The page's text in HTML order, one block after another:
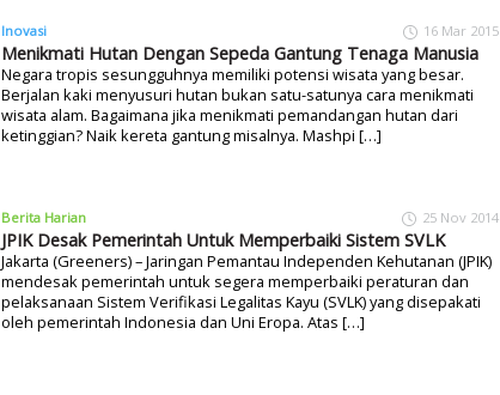
Inovasi 16 Mar 2015
Menikmati Hutan Dengan Sepeda Gantung Tenaga Manusia
Negara tropis sesungguhnya memiliki potensi wisata yang besar.
Berjalan kaki menyusuri hutan bukan satu-satunya cara menikmati
wisata alam. Bagaimana jika menikmati pemandangan hutan dari
ketinggian? Naik kereta gantung misalnya. Mashpi […]
Berita Harian 25 Nov 2014
JPIK Desak Pemerintah Untuk Memperbaiki Sistem SVLK
Jakarta (Greeners) – Jaringan Pemantau Independen Kehutanan (JPIK)
mendesak pemerintah untuk segera memperbaiki peraturan dan
pelaksanaan Sistem Verifikasi Legalitas Kayu (SVLK) yang disepakati
oleh pemerintah Indonesia dan Uni Eropa. Atas […]